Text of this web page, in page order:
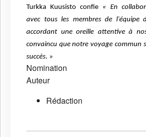
Turkka Kuusisto confie « En
avec tous les membres de l'équipe
accordant une oreille attentive à
convaincu que notre voyage commun
succès. »
Nomination
Auteur
Rédaction